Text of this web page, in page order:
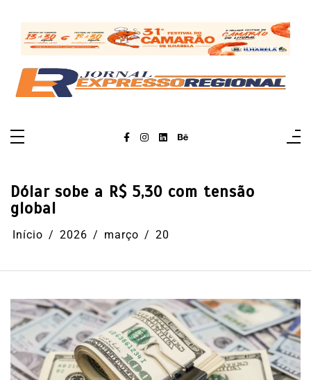
conteúdo
Dólar sobe a R$ 5,30 com tensão
global
Início 2026 março 20